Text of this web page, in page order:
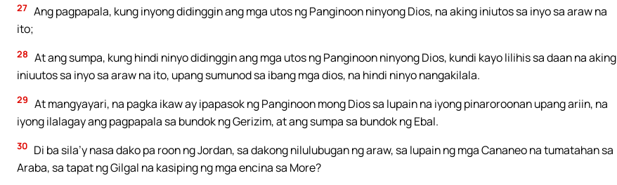
27 Ang pagpapala, kung inyong didinggin ang mga utos ng Panginoon ninyong Dios, na aking iniutos sa inyo sa araw na
ito;
28 At ang sumpa, kung hindi ninyo didinggin ang mga utos ng Panginoon ninyong Dios, kundi kayo lilihis sa daan na aking
iniuutos sa inyo sa araw na ito, upang sumunod sa ibang mga dios, na hindi ninyo nangakilala.
29 At mangyayari, na pagka ikaw ay ipapasok ng Panginoon mong Dios sa lupain na iyong pinaroroonan upang ariin, na
iyong ilalagay ang pagpapala sa bundok ng Gerizim, at ang sumpa sa bundok ng Ebal.
30 Di ba sila’y nasa dako pa roon ng Jordan, sa dakong nilulubugan ng araw, sa lupain ng mga Cananeo na tumatahan sa
Araba, sa tapat ng Gilgal na kasiping ng mga encina sa More?